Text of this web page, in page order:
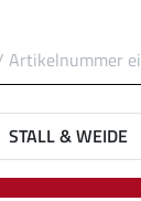
STALL & WEIDE